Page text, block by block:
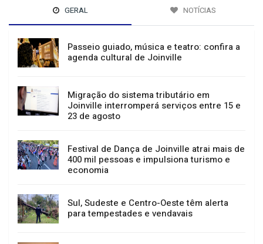
GERAL NOTÍCIAS
Passeio guiado, música e teatro: confira a
agenda cultural de Joinville
Migração do sistema tributário em
Joinville interromperá serviços entre 15 e
23 de agosto
Festival de Dança de Joinville atrai mais de
400 mil pessoas e impulsiona turismo e
economia
Sul, Sudeste e Centro-Oeste têm alerta
para tempestades e vendavais